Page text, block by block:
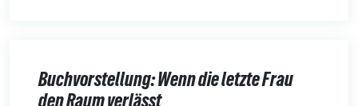
Buchvorstellung: Wenn die letzte Frau
den Raum verlässt